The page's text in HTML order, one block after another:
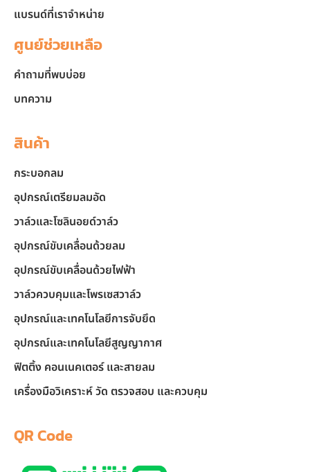
แบรนด์ที่เราจำหน่าย
ศูนย์ช่วยเหลือ
คำถามที่พบบ่อย
บทความ
สินค้า
กระบอกลม
อุปกรณ์เตรียมลมอัด
วาล์วและโซลินอยด์วาล์ว
อุปกรณ์ขับเคลื่อนด้วยลม
อุปกรณ์ขับเคลื่อนด้วยไฟฟ้า
วาล์วควบคุมและโพรเซสวาล์ว
อุปกรณ์และเทคโนโลยีการจับยึด
อุปกรณ์และเทคโนโลยีสูญญากาศ
ฟิตติ้ง คอนเนคเตอร์ และสายลม
เครื่องมือวิเคราะห์ วัด ตรวจสอบ และควบคุม
QR Code